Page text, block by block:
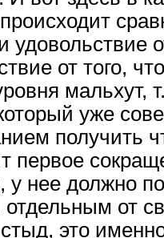
удовольствие
от того,
мальхут,
уже
получить
первое
у нее должно
отдельным от
это